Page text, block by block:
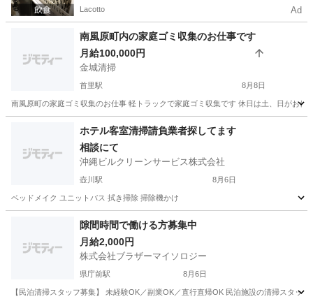
Lacotto Ad
南風原町内の家庭ゴミ収集のお仕事です
月給100,000円
金城清掃
首里駅 8月8日
南風原町の家庭ゴミ収集のお仕事 軽トラックで家庭ゴミ収集です 休日は土、日がお休
首里駅 その他 軽トラック
ホテル客室清掃請負業者探してます
相談にて
沖縄ビルクリーンサービス株式会社
壺川駅 8月6日
ベッドメイク ユニットバス 拭き掃除 掃除機かけ
壺川駅 清掃
隙間時間で働ける方募集中
月給2,000円
株式会社ブラザーマイソロジー
県庁前駅 8月6日
【民泊清掃スタッフ募集】 未経験OK／副業OK／直行直帰OK 民泊施設の清掃スタ